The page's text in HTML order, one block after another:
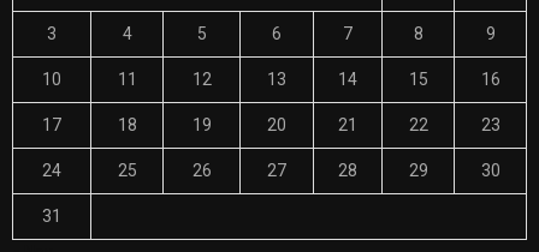
3 4 5 6 7 8 9
10 11 12 13 14 15 16
17 18 19 20 21 22 23
24 25 26 27 28 29 30
31